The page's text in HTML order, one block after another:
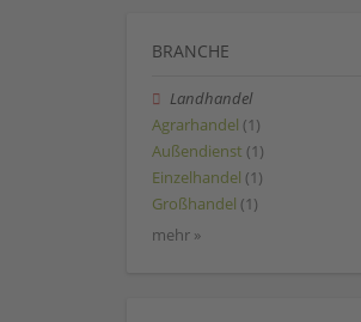
BRANCHE
Landhandel
Agrarhandel (1)
Außendienst (1)
Einzelhandel (1)
Großhandel (1)
mehr »